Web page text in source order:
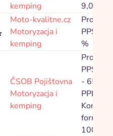
kemping
9,00 %
Moto-kvalitne.cz
Motoryzacja i
kemping
Prowizja
PPS
%
ČSOB Pojišťovna
Motoryzacja i
kemping
Prowizja
PPS
- 65,00
PPL
formulář
100,00